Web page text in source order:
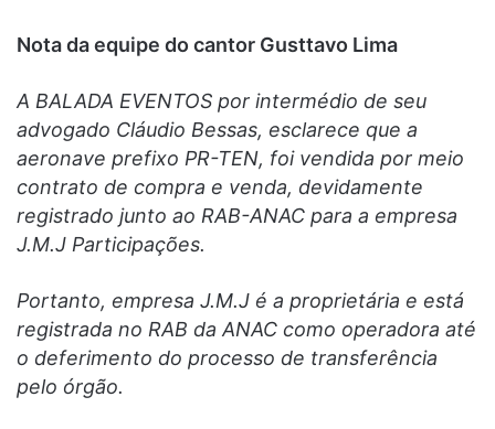
Nota da equipe do cantor Gusttavo Lima
A BALADA EVENTOS por intermédio de seu
advogado Cláudio Bessas, esclarece que a
aeronave prefixo PR-TEN, foi vendida por meio
contrato de compra e venda, devidamente
registrado junto ao RAB-ANAC para a empresa
J.M.J Participações.
Portanto, empresa J.M.J é a proprietária e está
registrada no RAB da ANAC como operadora até
o deferimento do processo de transferência
pelo órgão.